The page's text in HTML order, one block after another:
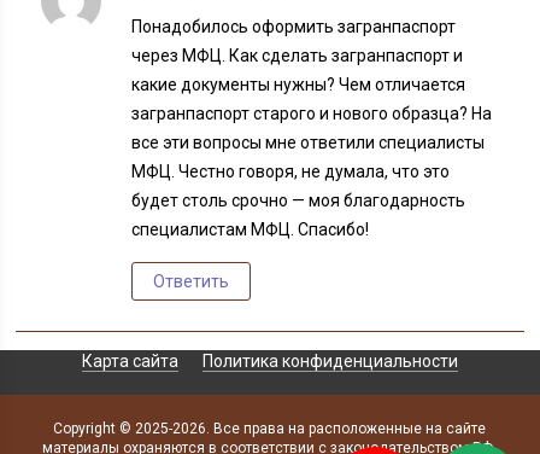
Понадобилось оформить загранпаспорт
через МФЦ. Как сделать загранпаспорт и
какие документы нужны? Чем отличается
загранпаспорт старого и нового образца? На
все эти вопросы мне ответили специалисты
МФЦ. Честно говоря, не думала, что это
будет столь срочно — моя благодарность
специалистам МФЦ. Спасибо!
Ответить
Карта сайта Политика конфиденциальности
Copyright © 2025-2026. Все права на расположенные на сайте
материалы охраняются в соответствии с законодательством РФ.